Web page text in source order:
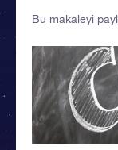
Bu makaleyi